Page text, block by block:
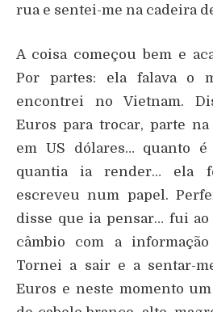
rua e sentei-me na cadeira
A coisa começou bem e
Por partes: ela falava o
encontrei no Vietnam.
Euros para trocar, parte
em US dólares… quanto
quantia ia render… ela
escreveu num papel.
disse que ia pensar… fui ao
câmbio com a
Tornei a sair e a sentar-
Euros e neste momento